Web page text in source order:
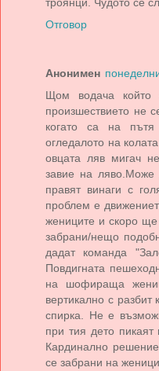
троянци. Чудото се
Отговор
Анонимен
Щом водача
произшествието не
когато са на пътя
огледалото на
овцата ляв мигач
завие на
правят винаги с
проблем е
жениците и скоро
забрани/нещо
дадат команда
Повдигната
на шофираща
вертикално с разбит
спирка. Не е
при тия дето
Кардинално
се забрани на